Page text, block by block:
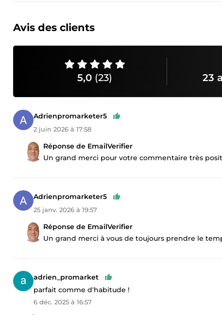
Avis des clients
5,0 (23) 23
Adrienpromarketer5
2 juin 2026 à 17:58
Réponse de EmailVerifier
Un grand merci pour votre commentaire très
Adrienpromarketer5
25 janv. 2026 à 19:57
Réponse de EmailVerifier
Un grand merci à vous de toujours prendre le
adrien_promarket
parfait comme d'habitude !
6 déc. 2025 à 16:57